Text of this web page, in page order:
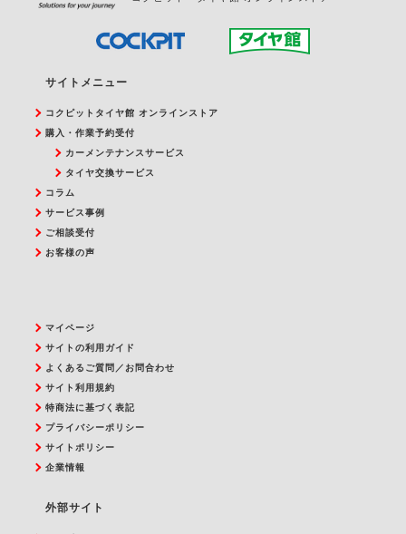
サイトメニュー
コクピットタイヤ館 オンラインストア
購入・作業予約受付
カーメンテナンスサービス
タイヤ交換サービス
コラム
サービス事例
ご相談受付
お客様の声
マイページ
サイトの利用ガイド
よくあるご質問／お問合わせ
サイト利用規約
特商法に基づく表記
プライバシーポリシー
サイトポリシー
企業情報
外部サイト